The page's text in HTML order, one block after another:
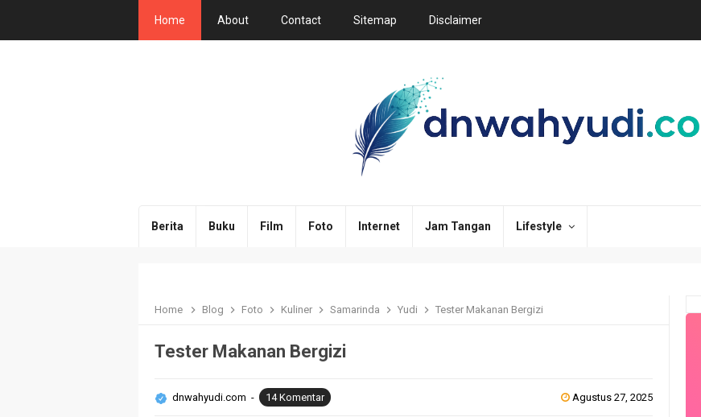
Home About Contact Sitemap Disclaimer
Berita Buku Film Foto Internet Jam Tangan Lifestyle
Home Blog Foto Kuliner Samarinda Yudi Tester Makanan Bergizi
Tester Makanan Bergizi
dnwahyudi.com Agustus 27, 2025
14 Komentar